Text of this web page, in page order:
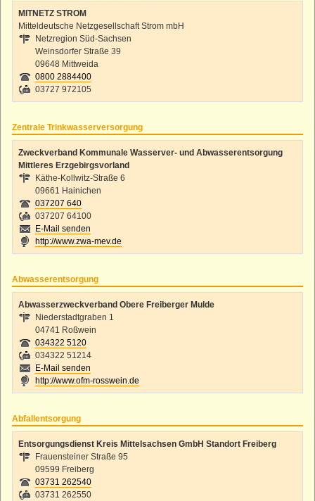
Kleiner Lichtenstein
Großer Lichtenstein
Großes Striegistal
MITNETZ STROM
Mitteldeutsche Netzgesellschaft Strom mbH
Netzregion Süd-Sachsen
Weinsdorfer Straße 39
09648 Mittweida
0800 2884400
03727 972105
Zentrale Trinkwasserversorgung
Zweckverband Kommunale Wasserver- und Abwasserentsorgung
Mittleres Erzgebirgsvorland
Käthe-Kollwitz-Straße 6
09661 Hainichen
037207 640
037207 64100
E-Mail senden
http://www.zwa-mev.de
Abwasserentsorgung
Abwasserzweckverband Obere Freiberger Mulde
Niederstadtgraben 1
04741 Roßwein
034322 5120
034322 51214
E-Mail senden
http://www.ofm-rosswein.de
Abfallentsorgung
Entsorgungsdienst Kreis Mittelsachsen GmbH Standort Freiberg
Frauensteiner Straße 95
09599 Freiberg
03731 262540
03731 262550